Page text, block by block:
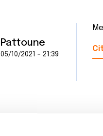
Pattoune
05/10/2021 - 21:39